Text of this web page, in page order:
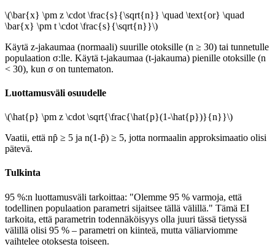
\(\bar{x} \pm z \cdot \frac{s}{\sqrt{n}} \quad \text{or} \quad
\bar{x} \pm t \cdot \frac{s}{\sqrt{n}}\)
Käytä z-jakaumaa (normaali) suurille otoksille (n ≥ 30) tai tunnetulle
populaation σ:lle. Käytä t-jakaumaa (t-jakauma) pienille otoksille (n
< 30), kun σ on tuntematon.
Luottamusväli osuudelle
\(\hat{p} \pm z \cdot \sqrt{\frac{\hat{p}(1-\hat{p})}{n}}\)
Vaatii, että np̂ ≥ 5 ja n(1-p̂) ≥ 5, jotta normaalin approksimaatio olisi
pätevä.
Tulkinta
95 %:n luottamusväli tarkoittaa: "Olemme 95 % varmoja, että
todellinen populaation parametri sijaitsee tällä välillä." Tämä EI
tarkoita, että parametrin todennäköisyys olla juuri tässä tietyssä
välillä olisi 95 % – parametri on kiinteä, mutta väliarviomme
vaihtelee otoksesta toiseen.